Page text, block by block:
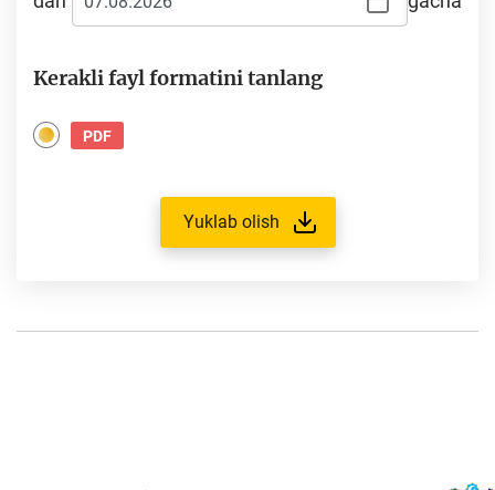
Kerakli fayl formatini tanlang
PDF
Yuklab olish